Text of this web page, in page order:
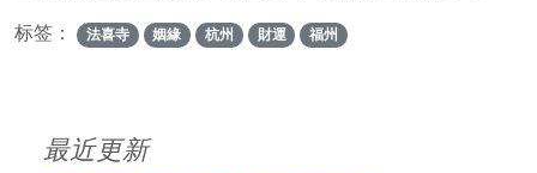
标签：
法喜寺 姻緣 杭州 財運 福州
最近更新